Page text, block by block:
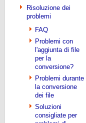
Risoluzione dei
problemi
FAQ
Problemi con
l'aggiunta di file
per la
conversione?
Problemi durante
la conversione
dei file
Soluzioni
consigliate per